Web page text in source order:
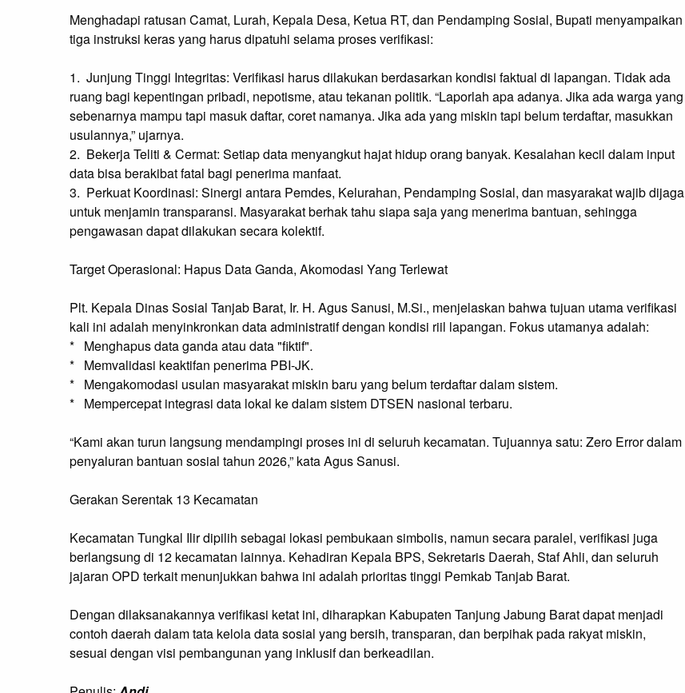
Menghadapi ratusan Camat, Lurah, Kepala Desa, Ketua RT, dan Pendamping Sosial, Bupati menyampaikan
tiga instruksi keras yang harus dipatuhi selama proses verifikasi:
1. Junjung Tinggi Integritas: Verifikasi harus dilakukan berdasarkan kondisi faktual di lapangan. Tidak ada
ruang bagi kepentingan pribadi, nepotisme, atau tekanan politik. “Laporlah apa adanya. Jika ada warga yang
sebenarnya mampu tapi masuk daftar, coret namanya. Jika ada yang miskin tapi belum terdaftar, masukkan
usulannya,” ujarnya.
2. Bekerja Teliti & Cermat: Setiap data menyangkut hajat hidup orang banyak. Kesalahan kecil dalam input
data bisa berakibat fatal bagi penerima manfaat.
3. Perkuat Koordinasi: Sinergi antara Pemdes, Kelurahan, Pendamping Sosial, dan masyarakat wajib dijaga
untuk menjamin transparansi. Masyarakat berhak tahu siapa saja yang menerima bantuan, sehingga
pengawasan dapat dilakukan secara kolektif.
Target Operasional: Hapus Data Ganda, Akomodasi Yang Terlewat
Plt. Kepala Dinas Sosial Tanjab Barat, Ir. H. Agus Sanusi, M.Si., menjelaskan bahwa tujuan utama verifikasi
kali ini adalah menyinkronkan data administratif dengan kondisi riil lapangan. Fokus utamanya adalah:
* Menghapus data ganda atau data "fiktif".
* Memvalidasi keaktifan penerima PBI-JK.
* Mengakomodasi usulan masyarakat miskin baru yang belum terdaftar dalam sistem.
* Mempercepat integrasi data lokal ke dalam sistem DTSEN nasional terbaru.
“Kami akan turun langsung mendampingi proses ini di seluruh kecamatan. Tujuannya satu: Zero Error dalam
penyaluran bantuan sosial tahun 2026,” kata Agus Sanusi.
Gerakan Serentak 13 Kecamatan
Kecamatan Tungkal Ilir dipilih sebagai lokasi pembukaan simbolis, namun secara paralel, verifikasi juga
berlangsung di 12 kecamatan lainnya. Kehadiran Kepala BPS, Sekretaris Daerah, Staf Ahli, dan seluruh
jajaran OPD terkait menunjukkan bahwa ini adalah prioritas tinggi Pemkab Tanjab Barat.
Dengan dilaksanakannya verifikasi ketat ini, diharapkan Kabupaten Tanjung Jabung Barat dapat menjadi
contoh daerah dalam tata kelola data sosial yang bersih, transparan, dan berpihak pada rakyat miskin,
sesuai dengan visi pembangunan yang inklusif dan berkeadilan.